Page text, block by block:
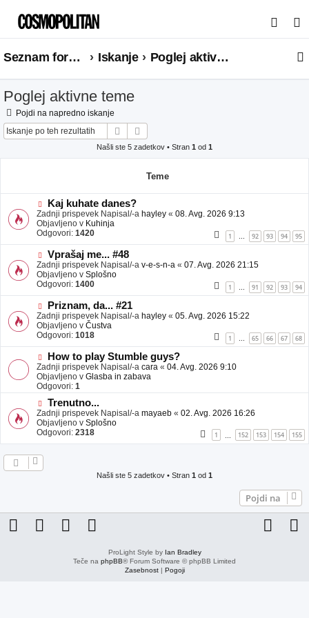
s
a
Seznam forumov Iskanje Poglej aktivne teme
Poglej aktivne teme
Pojdi na napredno iskanje
Iskanje
Našli ste 5 zadetkov • Stran 1 od 1
Teme
N
o
v
e
b
a
v
e
Kaj kuhate danes?
Zadnji prispevek Napisal/-a hayley « 08. Avg. 2026 9:13
Objavljeno v Kuhinja
Odgovori: 1420 1 … 92 93 94 95
N
o
v
e
b
a
v
e
Vprašaj me... #48
Zadnji prispevek Napisal/-a v-e-s-n-a « 07. Avg. 2026 21:15
Objavljeno v Splošno
Odgovori: 1400 1 … 91 92 93 94
N
o
v
e
b
a
v
e
Priznam, da... #21
Zadnji prispevek Napisal/-a hayley « 05. Avg. 2026 15:22
Objavljeno v Čustva
Odgovori: 1018 1 65 66 67 68
N
o
v
e
o
b
j
a
v
e
How to play Stumble guys?
Zadnji prispevek Napisal/-a cara « 04. Avg. 2026 9:10
Objavljeno v Glasba in zabava
Odgovori: 1
N
o
v
e
o
Trenutno...
Zadnji prispevek Napisal/-a mayaeb « 02. Avg. 2026 16:26
Objavljeno v Splošno
Odgovori: 2318 1 152 153 154 155
Našli ste 5 zadetkov • Stran 1 od 1
Pojdi na
ProLight Style by Ian Bradley
Teče na phpBB® Forum Software © phpBB Limited
Zasebnost| Pogoji